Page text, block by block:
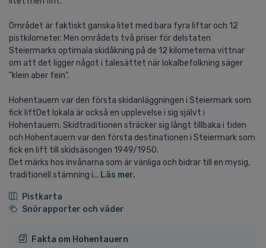
Området är faktiskt ganska litet med bara fyra liftar och 12
pistkilometer. Men områdets två priser för delstaten
Steiermarks optimala skidåkning på de 12 kilometerna vittnar
om att det ligger något i talesättet när lokalbefolkning säger
"klein aber fein".
Hohentauern var den första skidanläggningen i Steiermark som
fick liftDet lokala är också en upplevelse i sig självt i
Hohentauern. Skidtraditionen sträcker sig långt tillbaka i tiden
och Hohentauern var den första destinationen i Steiermark som
fick en lift till skidsäsongen 1949/1950.
Det märks hos invånarna som är vänliga och bidrar till en mysig,
traditionell stämning i... Läs mer.
Pistkarta
Snörapporter och väder
Fakta om Hohentauern